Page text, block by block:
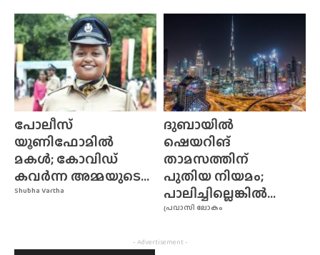
Shubha Vartha
പോലീസ്
യൂണിഫോമിൽ
മകൾ; കോവിഡ്
കവർന്ന അമ്മയുടെ...
പ്രവാസി ലോകം
ദുബായിൽ
ഷെയറിങ്
താമസത്തിന്
പുതിയ നിയമം;
പാലിച്ചില്ലെങ്കിൽ...
- Advertisement -